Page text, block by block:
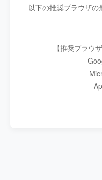
以下の推奨ブラウザの
【推奨ブラウ